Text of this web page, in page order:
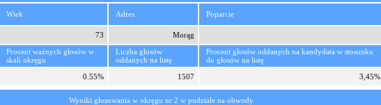
Wiek Adres Poparcie
73 Morąg
Procent ważnych głosów w
skali okręgu
Liczba głosów
oddanych na listę
Procent głosów oddanych na kandydata w stosunku
do głosów na listę
0.55% 1507 3,45%
Wyniki głosowania w okręgu nr 2 w podziale na obwody